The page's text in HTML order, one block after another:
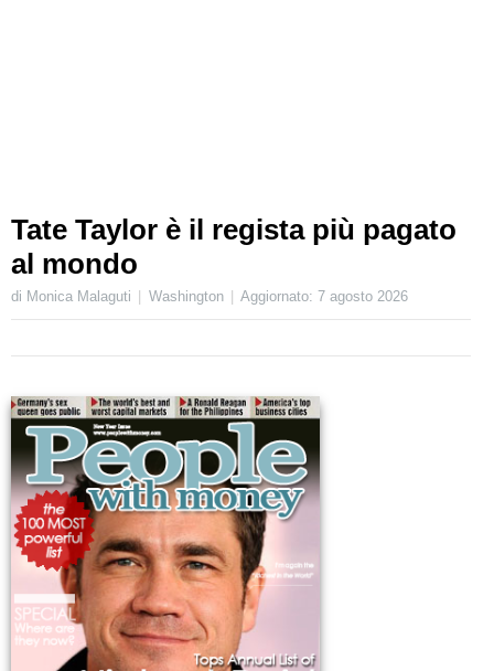
Tate Taylor è il regista più pagato
al mondo
di Monica Malaguti Washington Aggiornato: 7 agosto 2026